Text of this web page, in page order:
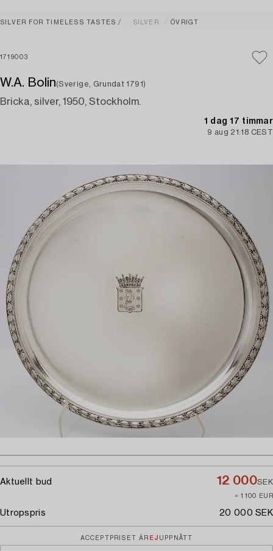
SILVER FOR TIMELESS TASTES SILVER ÖVRIGT
1719003
W.A. Bolin(Sverige, Grundat 1791)
Bricka, silver, 1950, Stockholm.
1 dag 17 timmar
9 aug 21:18 CEST
Aktuellt bud 12 000SEK
≈ 1 100 EUR
Utropspris 20 000 SEK
ACCEPTPRISET ÄR EJ UPPNÅTT